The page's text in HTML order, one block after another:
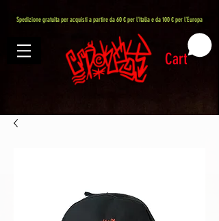
Spedizione gratuita per acquisti a partire da 60 € per l'Italia e da 100 € per l'Europa
Cart